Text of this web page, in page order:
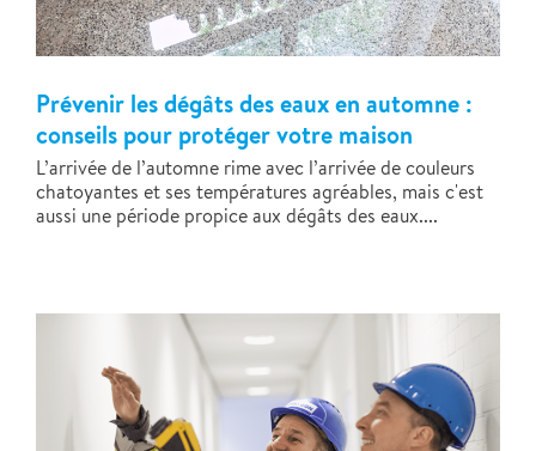
Prévenir les dégâts des eaux en automne :
conseils pour protéger votre maison
L’arrivée de l’automne rime avec l’arrivée de couleurs
chatoyantes et ses températures agréables, mais c'est
aussi une période propice aux dégâts des eaux....